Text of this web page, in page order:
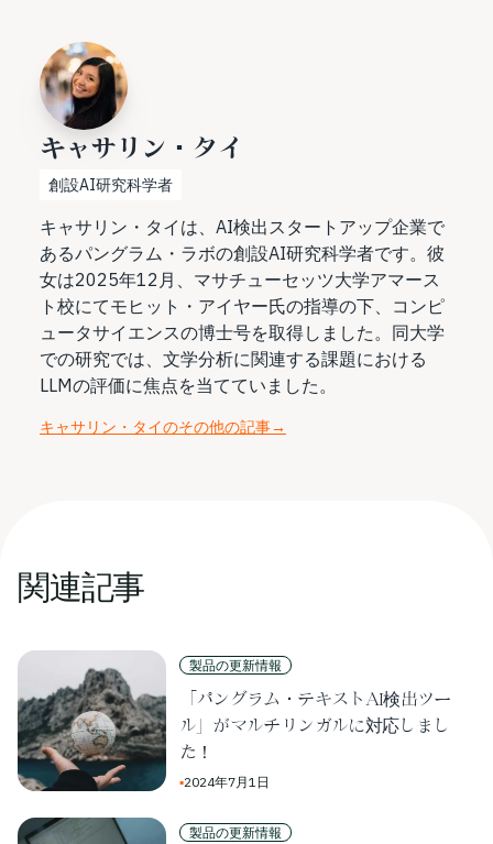
キャサリン・タイ
創設AI研究科学者
キャサリン・タイは、AI検出スタートアップ企業で
あるパングラム・ラボの創設AI研究科学者です。彼
女は2025年12月、マサチューセッツ大学アマース
ト校にてモヒット・アイヤー氏の指導の下、コンピ
ュータサイエンスの博士号を取得しました。同大学
での研究では、文学分析に関連する課題における
LLMの評価に焦点を当てていました。
キャサリン・タイのその他の記事→
関連記事
製品の更新情報
「パングラム・テキストAI検出ツー
ル」がマルチリンガルに対応しまし
た！
▪2024年7月1日
製品の更新情報